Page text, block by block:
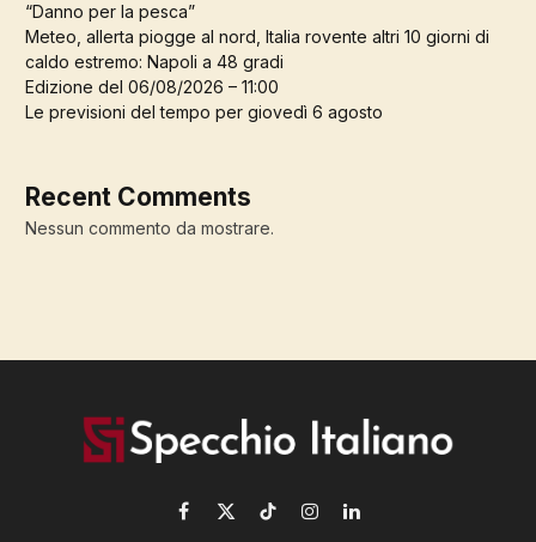
“Danno per la pesca”
Meteo, allerta piogge al nord, Italia rovente altri 10 giorni di
caldo estremo: Napoli a 48 gradi
Edizione del 06/08/2026 – 11:00
Le previsioni del tempo per giovedì 6 agosto
Recent Comments
Nessun commento da mostrare.
Facebook
X
TikTokInstagramLinkedIn